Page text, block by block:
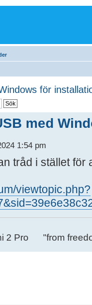
för
med
1:54 pm
tråd i stället för
viewtopic.php?
2 Pro "from